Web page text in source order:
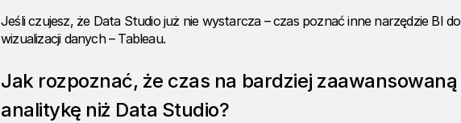
Jeśli czujesz, że Data Studiojuż nie wystarcza – czas poznać inne narzędzie BI do
wizualizacji danych – Tableau.
Jak rozpoznać, że czas na bardziej zaawansowaną
analitykę niż Data Studio?